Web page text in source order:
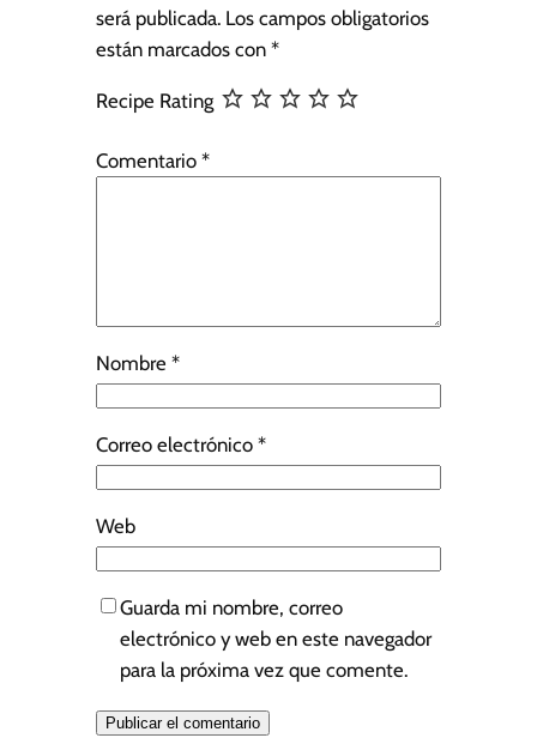
será publicada. Los campos obligatorios
están marcados con *
Recipe Rating
Comentario *
Nombre *
Correo electrónico *
Web
Guarda mi nombre, correo
electrónico y web en este navegador
para la próxima vez que comente.